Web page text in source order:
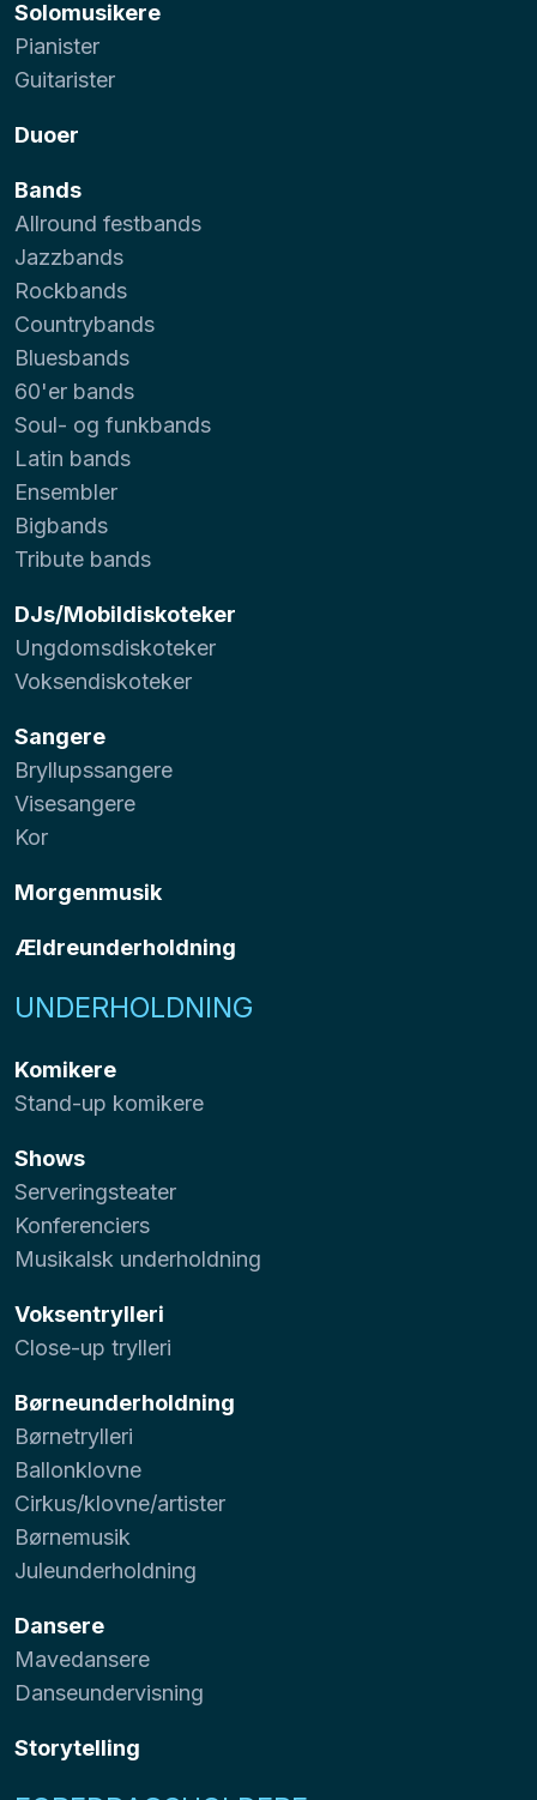
Solomusikere
Pianister
Guitarister
Duoer
Bands
Allround festbands
Jazzbands
Rockbands
Countrybands
Bluesbands
60'er bands
Soul- og funkbands
Latin bands
Ensembler
Bigbands
Tribute bands
DJs/Mobildiskoteker
Ungdomsdiskoteker
Voksendiskoteker
Sangere
Bryllupssangere
Visesangere
Kor
Morgenmusik
Ældreunderholdning
UNDERHOLDNING
Komikere
Stand-up komikere
Shows
Serveringsteater
Konferenciers
Musikalsk underholdning
Voksentrylleri
Close-up trylleri
Børneunderholdning
Børnetrylleri
Ballonklovne
Cirkus/klovne/artister
Børnemusik
Juleunderholdning
Dansere
Mavedansere
Danseundervisning
Storytelling